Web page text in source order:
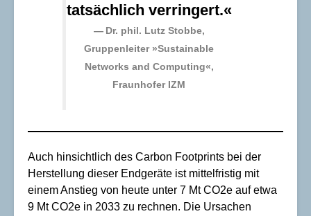
tatsächlich verringert.«
Dr. phil. Lutz Stobbe,
Gruppenleiter »Sustainable
Networks and Computing«,
Fraunhofer IZM
Auch hinsichtlich des Carbon Footprints bei der
Herstellung dieser Endgeräte ist mittelfristig mit
einem Anstieg von heute unter 7 Mt CO2e auf etwa
9 Mt CO2e in 2033 zu rechnen. Die Ursachen